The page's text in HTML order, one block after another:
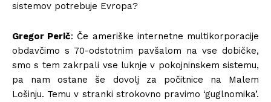
sistemov potrebuje Evropa?
Gregor Perič: Če ameriške internetne multikorporacije
obdavčimo s 70-odstotnim pavšalom na vse dobičke,
smo s tem zakrpali vse luknje v pokojninskem sistemu,
pa nam ostane še dovolj za počitnice na Malem
Lošinju. Temu v stranki strokovno pravimo ‘guglnomika’.